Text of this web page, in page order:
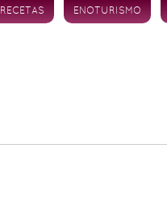
RECETAS ENOTURISMO